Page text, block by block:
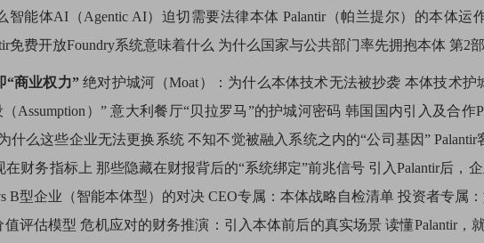
智能体AI（Agentic AI）迫切需要法律本体 Palantir（帕兰提尔）的本体运
免费开放Foundry系统意味着什么 为什么国家与公共部门率先拥抱本体 第2
“商业权力”绝对护城河（Moat）：为什么本体技术无法被抄袭 本体技术护
Assumption）” 意大利餐厅“贝拉罗马”的护城河密码 韩国国内引入及合作
什么这些企业无法更换系统 不知不觉被融入系统之内的“公司基因”
在财务指标上 那些隐藏在财报背后的“系统绑定”前兆信号 引入Palantir后，
B型企业（智能本体型）的对决 CEO专属：本体战略自检清单 投资者专属
评估模型 危机应对的财务推演：引入本体前后的真实场景 读懂Palantir，